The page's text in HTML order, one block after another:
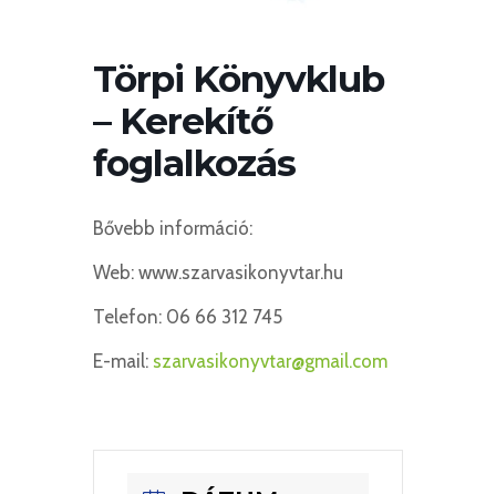
Törpi Könyvklub
– Kerekítő
foglalkozás
Bővebb információ:
Web: www.szarvasikonyvtar.hu
Telefon: 06 66 312 745
E-mail: szarvasikonyvtar@gmail.com